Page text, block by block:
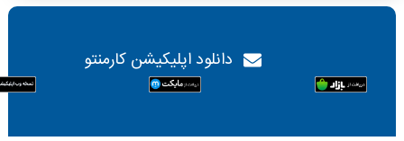
دانلود اپلیکیشن کارمنتو